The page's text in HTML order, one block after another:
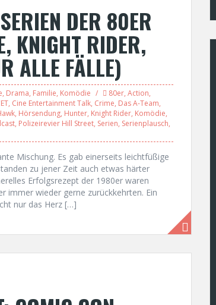
DER 80ER
KNIGHT RIDER,
ALLE FÄLLE)
, Drama, Familie, Komödie 80er, Action,
, Cine Entertainment Talk, Crime, Das A-Team,
, Hörsendung, Hunter, Knight Rider, Komödie,
, Polizeirevier Hill Street, Serien, Serienplausch,
Mischung. Es gab einerseits leichtfüßige
zu jener Zeit auch etwas härter
Erfolgsrezept der 1980er waren
immer wieder gerne zurückkehrten. Ein
nur das Herz […]